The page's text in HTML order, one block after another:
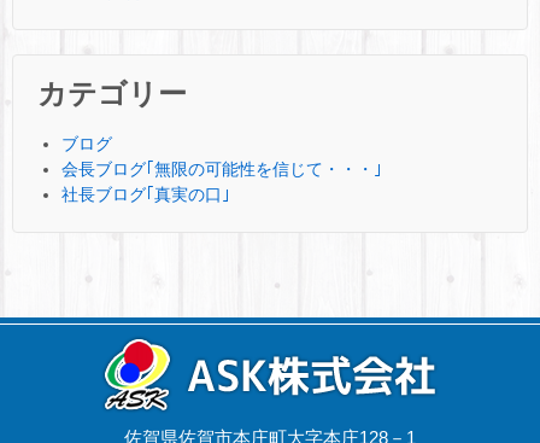
カテゴリー
ブログ
会長ブログ｢無限の可能性を信じて・・・｣
社長ブログ｢真実の口｣
佐賀県佐賀市本庄町大字本庄128－1